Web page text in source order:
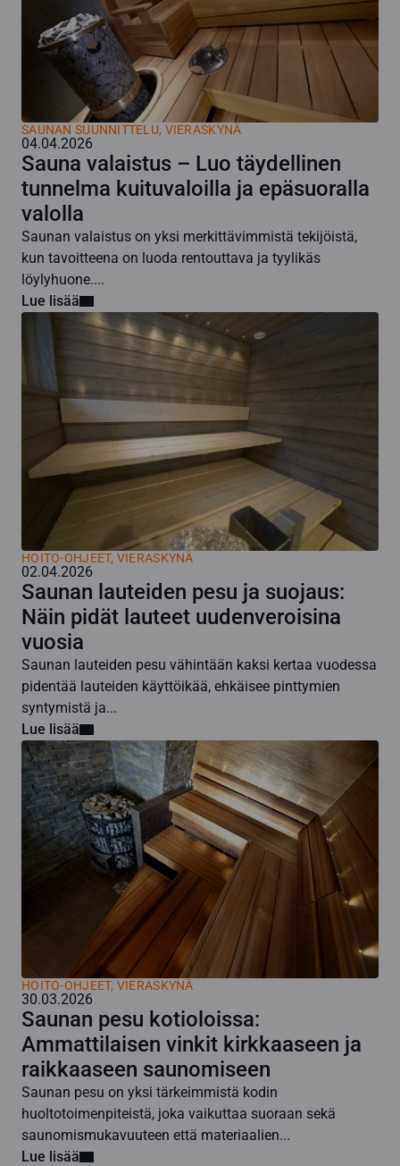
SAUNAN SUUNNITTELU, VIERASKYNÄ
04.04.2026
Sauna valaistus – Luo täydellinen
tunnelma kuituvaloilla ja epäsuoralla
valolla
Saunan valaistus on yksi merkittävimmistä tekijöistä,
kun tavoitteena on luoda rentouttava ja tyylikäs
löylyhuone....
Lue lisää
HOITO-OHJEET, VIERASKYNÄ
02.04.2026
Saunan lauteiden pesu ja suojaus:
Näin pidät lauteet uudenveroisina
vuosia
Saunan lauteiden pesu vähintään kaksi kertaa vuodessa
pidentää lauteiden käyttöikää, ehkäisee pinttymien
syntymistä ja...
Lue lisää
HOITO-OHJEET, VIERASKYNÄ
30.03.2026
Saunan pesu kotioloissa:
Ammattilaisen vinkit kirkkaaseen ja
raikkaaseen saunomiseen
Saunan pesu on yksi tärkeimmistä kodin
huoltotoimenpiteistä, joka vaikuttaa suoraan sekä
saunomismukavuuteen että materiaalien...
Lue lisää